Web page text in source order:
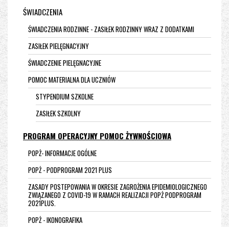
ŚWIADCZENIA
ŚWIADCZENIA RODZINNE - ZASIŁEK RODZINNY WRAZ Z DODATKAMI
ZASIŁEK PIELĘGNACYJNY
ŚWIADCZENIE PIELĘGNACYJNE
POMOC MATERIALNA DLA UCZNIÓW
STYPENDIUM SZKOLNE
ZASIŁEK SZKOLNY
PROGRAM OPERACYJNY POMOC ŻYWNOŚCIOWA
POPŻ- INFORMACJE OGÓLNE
POPŻ - PODPROGRAM 2021 PLUS
ZASADY POSTEPOWANIA W OKRESIE ZAGROŻENIA EPIDEMIOLOGICZNEGO
ZWIĄZANEGO Z COVID-19 W RAMACH REALIZACJI POPŻ PODPROGRAM
2021PLUS.
POPŻ - IKONOGRAFIKA